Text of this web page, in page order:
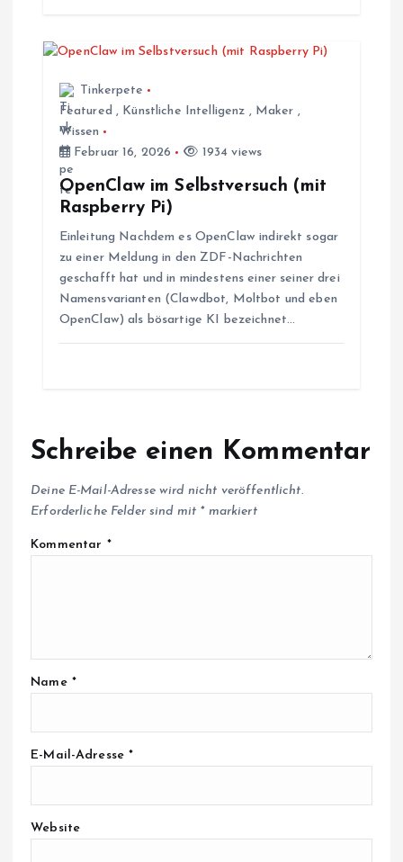
Tinkerpete
Featured , Künstliche Intelligenz , Maker ,
Wissen
Februar 16, 2026
1934 views
OpenClaw im Selbstversuch (mit
Raspberry Pi)
Einleitung Nachdem es OpenClaw indirekt sogar
zu einer Meldung in den ZDF-Nachrichten
geschafft hat und in mindestens einer seiner drei
Namensvarianten (Clawdbot, Moltbot und eben
OpenClaw) als bösartige KI bezeichnet…
Schreibe einen Kommentar
Deine E-Mail-Adresse wird nicht veröffentlicht.
Erforderliche Felder sind mit *markiert
Kommentar *
Name *
E-Mail-Adresse*
Website